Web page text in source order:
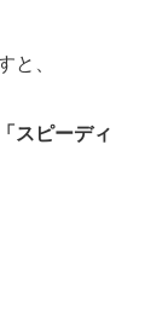
と、
スピーディ